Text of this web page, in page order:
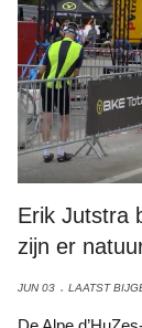
Erik Jutstra
zijn er
JUN 03 LAATST